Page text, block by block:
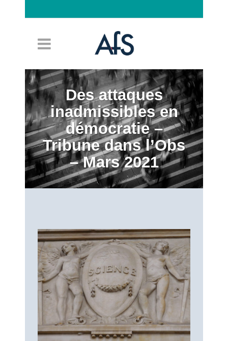
Des attaques
inadmissibles en
démocratie –
Tribune dans l’Obs
– Mars 2021